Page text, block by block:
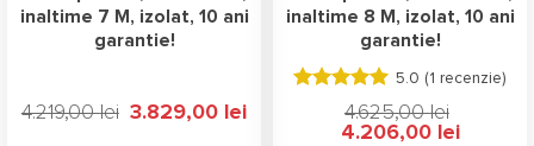
inaltime 7 M, izolat, 10 ani
garantie!
4.219,00lei
Prețul
3.829,00 leiPrețul
inaltime 8 M, izolat, 10 ani
garantie!
Evaluat la
stele
5.0 (1 recenzie)
4.625,00lei
Prețul
4.206,00 leiPrețul